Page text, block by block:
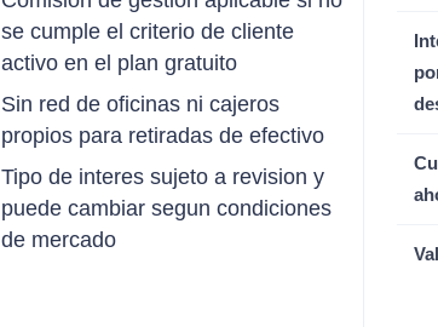
se cumple el criterio de cliente
activo en el plan gratuito
Sin red de oficinas ni cajeros
propios para retiradas de efectivo
Tipo de interes sujeto a revision y
puede cambiar segun condiciones
de mercado